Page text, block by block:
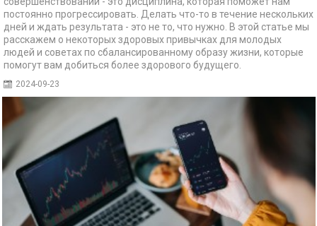
постоянно прогрессировать. Делать что-то в течение нескольких
дней и ждать результата - это не то, что нужно. В этой статье мы
расскажем о некоторых здоровых привычках для молодых
людей и советах по сбалансированному образу жизни, которые
помогут вам добиться более здорового будущего.
2024-09-23